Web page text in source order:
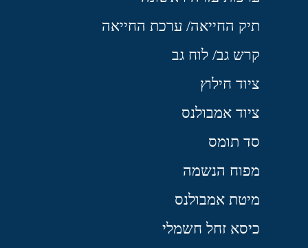
תיק החייאה/ ערכת החייאה
קרש גב/ לוח גב
ציוד חילוץ
ציוד אמבולנס
סד תומס
מפוח הנשמה
מיטת אמבולנס
כיסא זחל חשמלי